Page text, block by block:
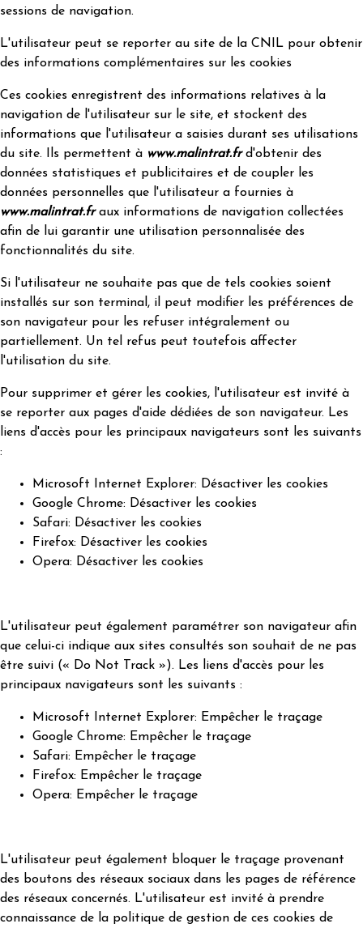
sessions de navigation.
L'utilisateur peut se reporter au site de la CNIL pour obtenir
des informations complémentaires sur les cookies
Ces cookies enregistrent des informations relatives à la
navigation de l'utilisateur sur le site, et stockent des
informations que l'utilisateur a saisies durant ses utilisations
du site. Ils permettent à www.malintrat.frd'obtenir des
données statistiques et publicitaires et de coupler les
données personnelles que l'utilisateur a fournies à
www.malintrat.fraux informations de navigation collectées
afin de lui garantir une utilisation personnalisée des
fonctionnalités du site.
Si l'utilisateur ne souhaite pas que de tels cookies soient
installés sur son terminal, il peut modifier les préférences de
son navigateur pour les refuser intégralement ou
partiellement. Un tel refus peut toutefois affecter
l'utilisation du site.
Pour supprimer et gérer les cookies, l'utilisateur est invité à
se reporter aux pages d'aide dédiées de son navigateur. Les
liens d'accès pour les principaux navigateurs sont les suivants
:
Microsoft Internet Explorer: Désactiver les cookies
Google Chrome: Désactiver les cookies
Safari: Désactiver les cookies
Firefox: Désactiver les cookies
Opera: Désactiver les cookies
L'utilisateur peut également paramétrer son navigateur afin
que celui-ci indique aux sites consultés son souhait de ne pas
être suivi (« Do Not Track »). Les liens d'accès pour les
principaux navigateurs sont les suivants :
Microsoft Internet Explorer: Empêcher le traçage
Google Chrome: Empêcher le traçage
Safari: Empêcher le traçage
Firefox: Empêcher le traçage
Opera: Empêcher le traçage
L'utilisateur peut également bloquer le traçage provenant
des boutons des réseaux sociaux dans les pages de référence
des réseaux concernés. L'utilisateur est invité à prendre
connaissance de la politique de gestion de ces cookies de